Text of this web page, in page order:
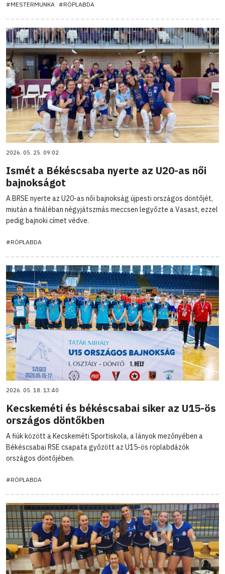
#MESTERMUNKA #RÖPLABDA
2026. 05. 25. 09:02
Ismét a Békéscsaba nyerte az U20-as női
bajnokságot
A BRSE nyerte az U20-as női bajnokság újpesti országos döntőjét,
miután a fináléban négyjátszmás meccsen legyőzte a Vasast, ezzel
pedig bajnoki címet védve.
#RÖPLABDA
2026. 05. 18. 13:40
Kecskeméti és békéscsabai siker az U15-ös
országos döntőkben
A fiúk között a Kecskeméti Sportiskola, a lányok mezőnyében a
Békéscsabai RSE csapata győzött az U15-ös röplabdázók
országos döntőjében.
#RÖPLABDA